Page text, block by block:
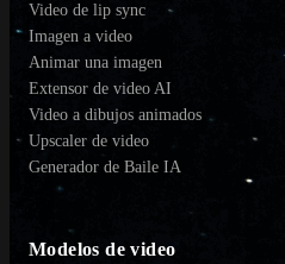
Video de lip sync
Imagen a video
Animar una imagen
Extensor de video AI
Video a dibujos animados
Upscaler de video
Generador de Baile IA
Modelos de video